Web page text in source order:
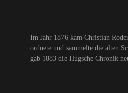
Im Jahr 1876 kam Christian
ordnete und sammelte die alten
gab 1883 die Hugsche Chronik